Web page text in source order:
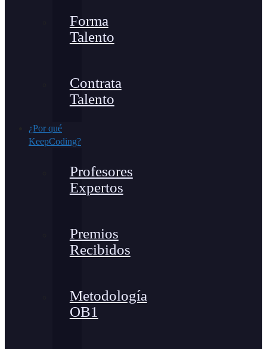
Forma
Talento
Contrata
Talento
¿Por qué
KeepCoding?
Profesores
Expertos
Premios
Recibidos
Metodología
OB1